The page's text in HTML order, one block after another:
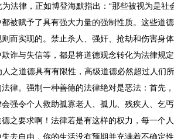
法律，正如博登海默指出：“那些被视为是社
被赋予了具有强大力量的强制性质。这些道
而实现的。禁止杀人、强奸、抢劫和伤害身
诈与失信等，都是将道德观念转化为法律规
之道德具有有限性，高级道德必然超过人们
律。强制一种善德的法律绝对是恶法：首先
强令个人救助孤寡老人、孤儿、残疾人、乞
之要求啊！法律若是有这样的权力，每一个
去自由，你的生活没有预期并充满着不确定